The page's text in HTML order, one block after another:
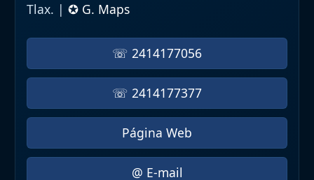
Tlax. | ✪ G. Maps
☏ 2414177056
☏ 2414177377
Página Web
@ E-mail